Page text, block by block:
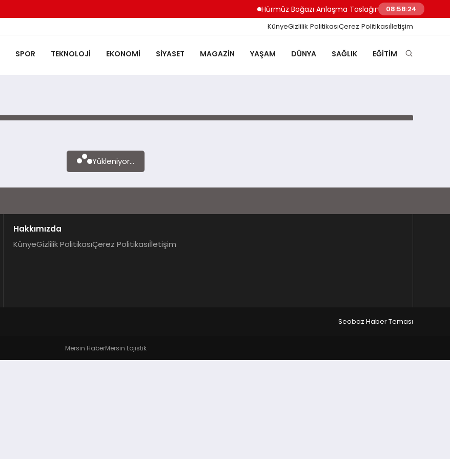
Hürmüz Boğazı Anlaşma Taslağına Son Şekil Verildi
08:58:24
KünyeGizlilik PolitikasıÇerez Politikasıİletişim
SPOR TEKNOLOJI EKONOMI SIYASET MAGAZIN YAŞAM DÜNYA SAĞLIK EĞITIM
Yükleniyor...
Hakkımızda
KünyeGizlilik PolitikasıÇerez Politikasıİletişim
Seobaz Haber Teması
Mersin HaberMersin Lojistik